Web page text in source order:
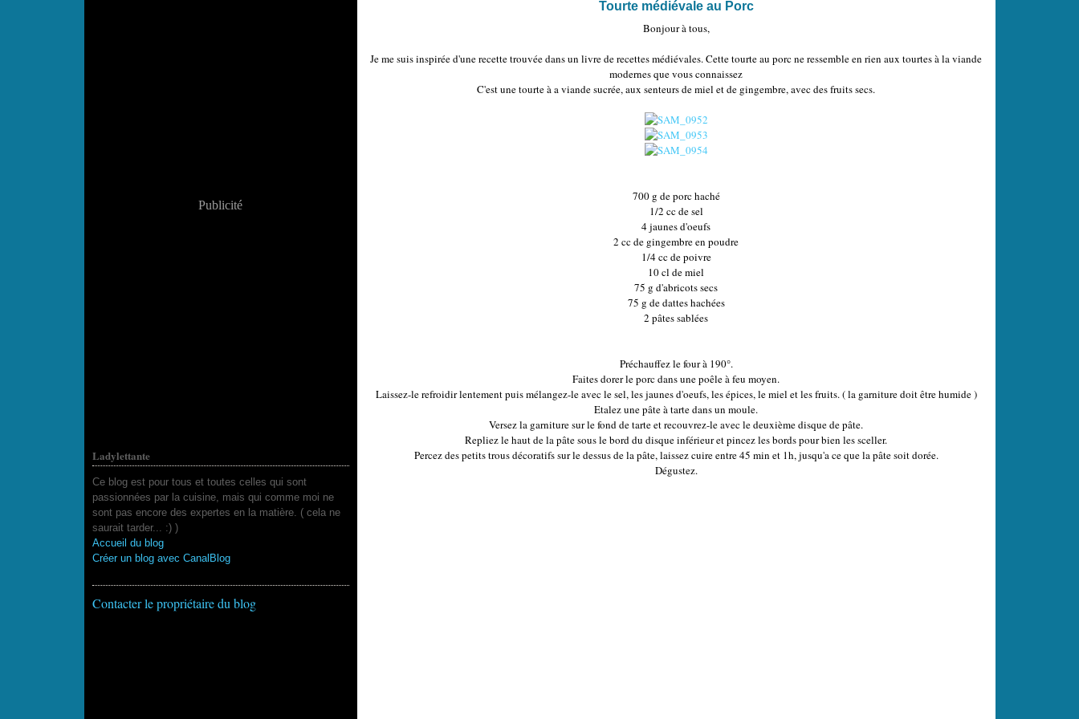
Publicité
Ladylettante
Ce blog est pour tous et toutes celles qui sont
passionnées par la cuisine, mais qui comme moi ne
sont pas encore des expertes en la matière. ( cela ne
saurait tarder... :) )
Accueil du blog
Créer un blog avec CanalBlog
Contacter le propriétaire du blog
Tourte médiévale au Porc
Bonjour à tous,
Je me suis inspirée d'une recette trouvée dans un livre de recettes médiévales. Cette tourte au porc ne ressemble en rien aux tourtes à la viande
modernes que vous connaissez
C'est une tourte à a viande sucrée, aux senteurs de miel et de gingembre, avec des fruits secs.
700 g de porc haché
1/2 cc de sel
4 jaunes d'oeufs
2 cc de gingembre en poudre
1/4 cc de poivre
10 cl de miel
75 g d'abricots secs
75 g de dattes hachées
2 pâtes sablées
Préchauffez le four à 190°.
Faites dorer le porc dans une poêle à feu moyen.
Laissez-le refroidir lentement puis mélangez-le avec le sel, les jaunes d'oeufs, les épices, le miel et les fruits. ( la garniture doit être humide )
Etalez une pâte à tarte dans un moule.
Versez la garniture sur le fond de tarte et recouvrez-le avec le deuxième disque de pâte.
Repliez le haut de la pâte sous le bord du disque inférieur et pincez les bords pour bien les sceller.
Percez des petits trous décoratifs sur le dessus de la pâte, laissez cuire entre 45 min et 1h, jusqu'a ce que la pâte soit dorée.
Dégustez.